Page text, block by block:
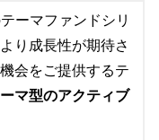
ーマファンドシリ
り成長性が期待さ
会をご提供するテ
マ型のアクティブ